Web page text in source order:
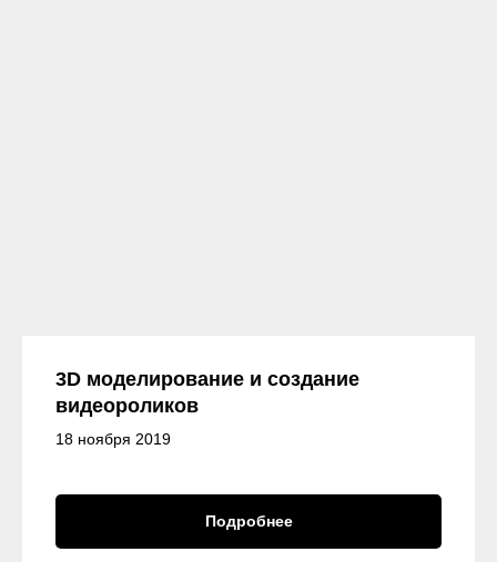
3D моделирование и создание
видеороликов
18 ноября 2019
Подробнее